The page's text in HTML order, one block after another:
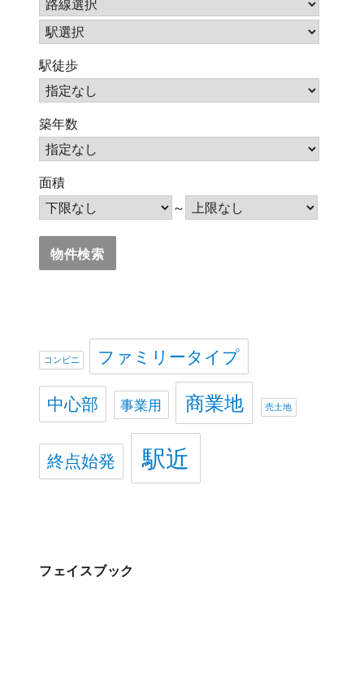
駅徒歩
築年数
面積
～
コンビニ ファミリータイプ
中心部 事業用 商業地 売土地
終点始発 駅近
フェイスブック